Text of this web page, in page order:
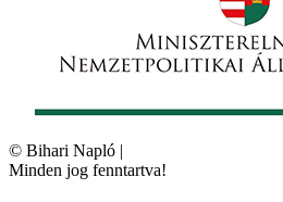
© Bihari Napló |
Minden jog fenntartva!